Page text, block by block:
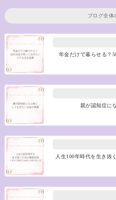
ブログ全体
年金だけで暮らせる？
親が認知症に
人生100年時代を生き抜